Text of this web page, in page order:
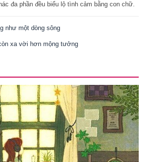
đa phần đều biểu lộ tình cảm bằng con chữ.
như một dòng sông
xa vời hơn mộng tưởng